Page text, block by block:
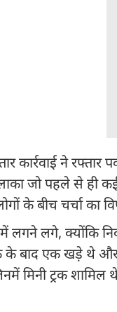
कार्रवाई ने
जो पहले से ही
के बीच चर्चा का
लगने लगे, क्योंकि
बाद एक खड़े थे और
मिनी ट्रक शामिल